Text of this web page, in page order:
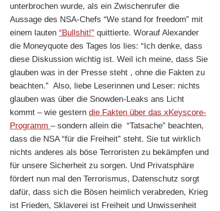
unterbrochen wurde, als ein Zwischenrufer die
Aussage des NSA-Chefs “We stand for freedom” mit
einem lauten “Bullshit!” quittierte. Worauf Alexander
die Moneyquote des Tages los lies: “Ich denke, dass
diese Diskussion wichtig ist. Weil ich meine, dass Sie
glauben was in der Presse steht , ohne die Fakten zu
beachten.” Also, liebe Leserinnen und Leser: nichts
glauben was über die Snowden-Leaks ans Licht
kommt – wie gestern die Fakten über das xKeyscore-
Programm – sondern allein die “Tatsache” beachten,
dass die NSA “für die Freiheit” steht. Sie tut wirklich
nichts anderes als böse Terroristen zu bekämpfen und
für unsere Sicherheit zu sorgen. Und Privatsphäre
fördert nun mal den Terrorismus, Datenschutz sorgt
dafür, dass sich die Bösen heimlich verabreden, Krieg
ist Frieden, Sklaverei ist Freiheit und Unwissenheit